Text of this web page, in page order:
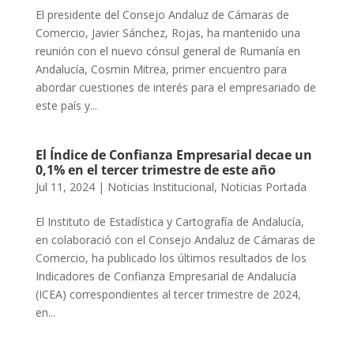
El presidente del Consejo Andaluz de Cámaras de
Comercio, Javier Sánchez, Rojas, ha mantenido una
reunión con el nuevo cónsul general de Rumanía en
Andalucía, Cosmin Mitrea, primer encuentro para
abordar cuestiones de interés para el empresariado de
este país y...
El Índice de Confianza Empresarial decae un
0,1% en el tercer trimestre de este año
Jul 11, 2024| Noticias Institucional, Noticias Portada
El Instituto de Estadística y Cartografía de Andalucía,
en colaboració con el Consejo Andaluz de Cámaras de
Comercio, ha publicado los últimos resultados de los
Indicadores de Confianza Empresarial de Andalucía
(ICEA) correspondientes al tercer trimestre de 2024,
en...